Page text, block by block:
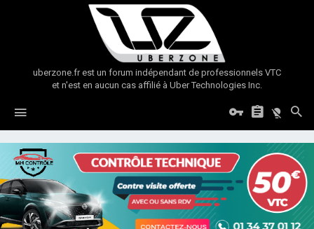
uberzone.fr est un forum indépendant de professionnels VTC
et n'est en aucun cas affilié à Uber Technologies Inc.